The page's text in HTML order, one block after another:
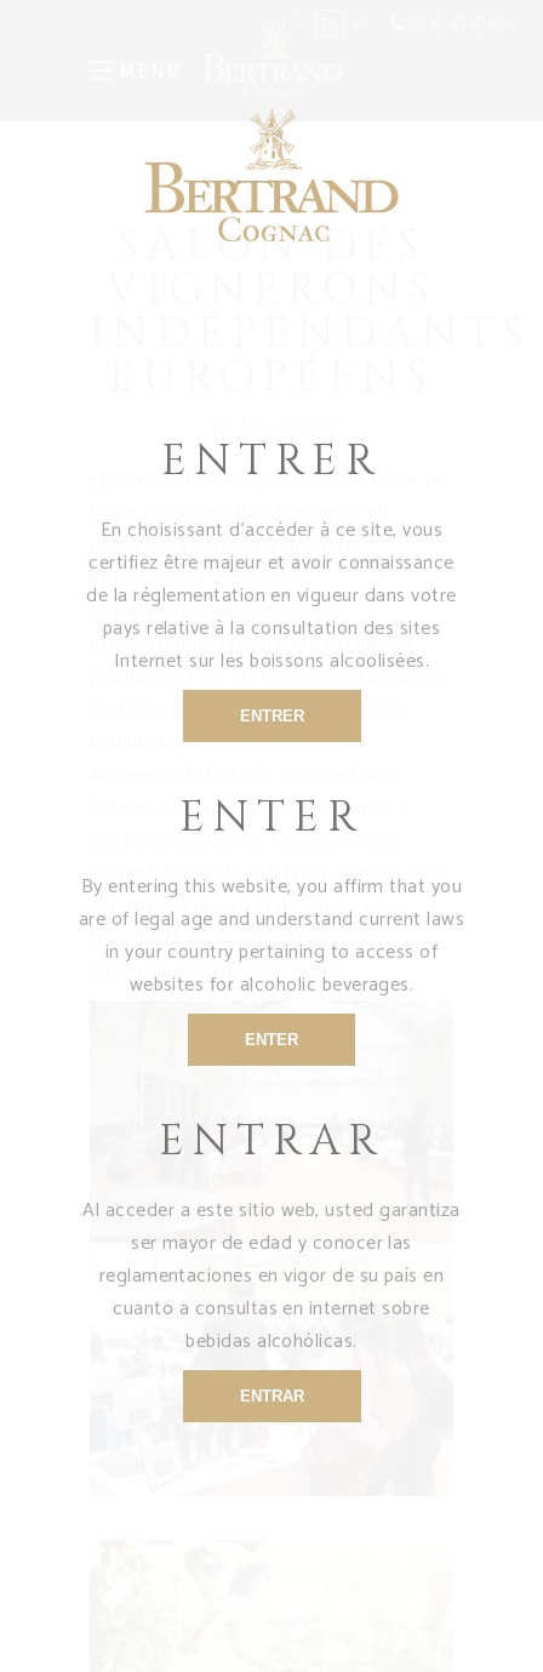
SALON DES
Le 16 mai, dans l’impressionnant décor du
Royal Horticural Hall, Londres s’est
déroulé le salon des Vignerons
Indépendants Européens.
La première édition de cette
manifestation a réuni une centaine de
producteurs, ce fut l’occasion d’échanger
et de se rencontrer autour de sujets
britanniques pour le cognac, il nous a
semblé important et judicieux d’être
présent. L’objectif était plus ce nous faire
connaitre que de vendre. Nous avons
toujours la volonté de développer
quelques marchés à l’export !
ENTRER
En choisissant d’accéder à ce site, vous
certifiez être majeur et avoir connaissance
de la réglementation en vigueur dans votre
pays relative à la consultation des sites
Internet sur les boissons alcoolisées.
ENTRER
ENTER
By entering this website, you affirm that you
are of legal age and understand current laws
in your country pertaining to access of
websites for alcoholic beverages.
ENTER
ENTRAR
Al acceder a este sitio web, usted garantiza
ser mayor de edad y conocer las
reglamentaciones en vigor de su país en
cuanto a consultas en internet sobre
bebidas alcohólicas.
ENTRAR